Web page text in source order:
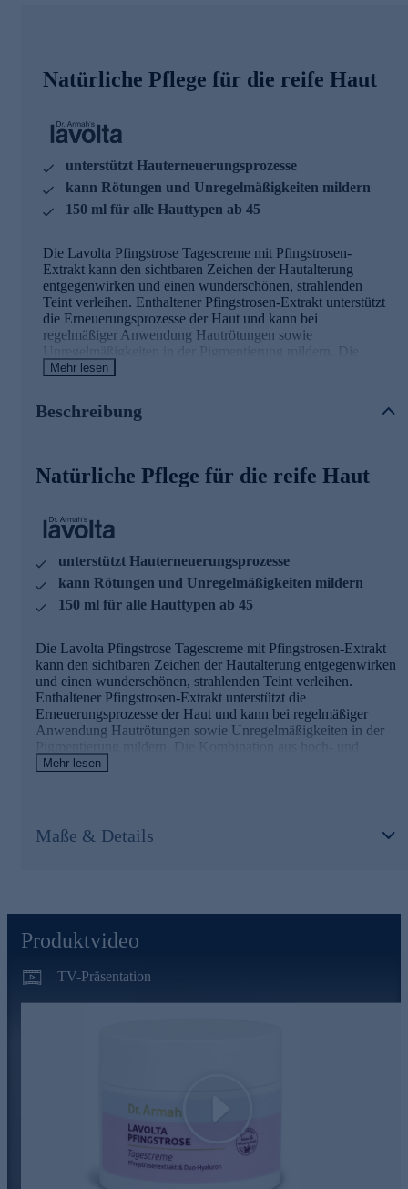
Natürliche Pflege für die reife Haut
unterstützt Hauterneuerungsprozesse
kann Rötungen und Unregelmäßigkeiten mildern
150 ml für alle Hauttypen ab 45
Die Lavolta Pfingstrose Tagescreme mit Pfingstrosen-
Extrakt kann den sichtbaren Zeichen der Hautalterung
entgegenwirken und einen wunderschönen, strahlenden
Teint verleihen. Enthaltener Pfingstrosen-Extrakt unterstützt
die Erneuerungsprozesse der Haut und kann bei
regelmäßiger Anwendung Hautrötungen sowie
Unregelmäßigkeiten in der Pigmentierung mildern. Die
Kombination aus hoch- und niedermolekularer
Trockenheitsfältchen werden optisch reduziert.
Mehr lesen
Beschreibung
Natürliche Pflege für die reife Haut
unterstützt Hauterneuerungsprozesse
kann Rötungen und Unregelmäßigkeiten mildern
150 ml für alle Hauttypen ab 45
Die Lavolta Pfingstrose Tagescreme mit Pfingstrosen-Extrakt
kann den sichtbaren Zeichen der Hautalterung entgegenwirken
und einen wunderschönen, strahlenden Teint verleihen.
Enthaltener Pfingstrosen-Extrakt unterstützt die
Erneuerungsprozesse der Haut und kann bei regelmäßiger
Anwendung Hautrötungen sowie Unregelmäßigkeiten in der
Pigmentierung mildern. Die Kombination aus hoch- und
niedermolekularer Hyaluronsäure wirkt sogar in tieferen
Natürliche Pflege für jeden Tag gleich online sichern.
Mehr lesen
Maße & Details
Produktvideo
TV-Präsentation
Play